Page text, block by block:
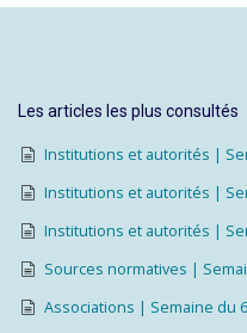
Les articles les plus consultés
Institutions et autorités |
Institutions et autorités |
Institutions et autorités |
Sources normatives |
Associations | Semaine du